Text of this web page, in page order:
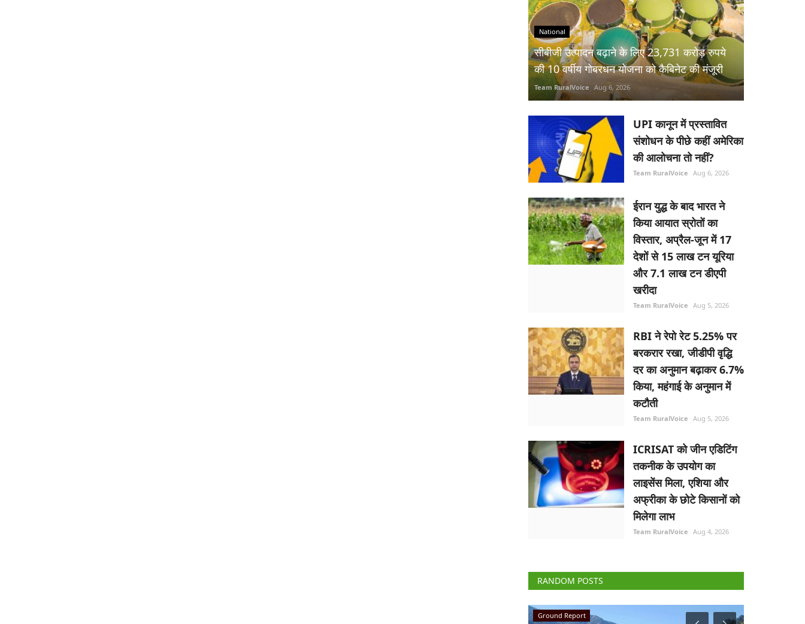
National
सीबीजी उत्पादन बढ़ाने के लिए 23,731 करोड़ रुपये
की 10 वर्षीय गोबरधन योजना को कैबिनेट की मंजूरी
Team RuralVoice Aug 6, 2026
UPI कानून में प्रस्तावित
संशोधन के पीछे कहीं अमेरिका
की आलोचना तो नहीं?
Team RuralVoice Aug 6, 2026
ईरान युद्ध के बाद भारत ने
किया आयात स्रोतों का
विस्तार, अप्रैल-जून में 17
देशों से 15 लाख टन यूरिया
और 7.1 लाख टन डीएपी
खरीदा
Team RuralVoice Aug 5, 2026
RBI ने रेपो रेट 5.25% पर
बरकरार रखा, जीडीपी वृद्धि
दर का अनुमान बढ़ाकर 6.7%
किया, महंगाई के अनुमान में
कटौती
Team RuralVoice Aug 5, 2026
ICRISAT को जीन एडिटिंग
तकनीक के उपयोग का
लाइसेंस मिला, एशिया और
अफ्रीका के छोटे किसानों को
मिलेगा लाभ
Team RuralVoice Aug 4, 2026
RANDOM POSTS
National